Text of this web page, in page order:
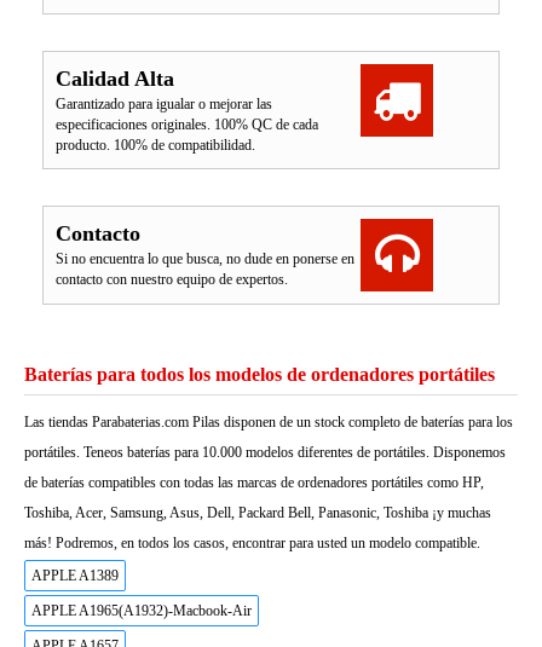
Calidad Alta
Garantizado para igualar o mejorar las
especificaciones originales. 100% QC de cada
producto. 100% de compatibilidad.
Contacto
Si no encuentra lo que busca, no dude en ponerse en
contacto con nuestro equipo de expertos.
Baterías para todos los modelos de ordenadores portátiles
Las tiendas Parabaterias.com Pilas disponen de un stock completo de baterías para los
portátiles. Teneos baterías para 10.000 modelos diferentes de portátiles. Disponemos
de baterías compatibles con todas las marcas de ordenadores portátiles como HP,
Toshiba, Acer, Samsung, Asus, Dell, Packard Bell, Panasonic, Toshiba ¡y muchas
más! Podremos, en todos los casos, encontrar para usted un modelo compatible.
APPLE A1389
APPLE A1965(A1932)-Macbook-Air